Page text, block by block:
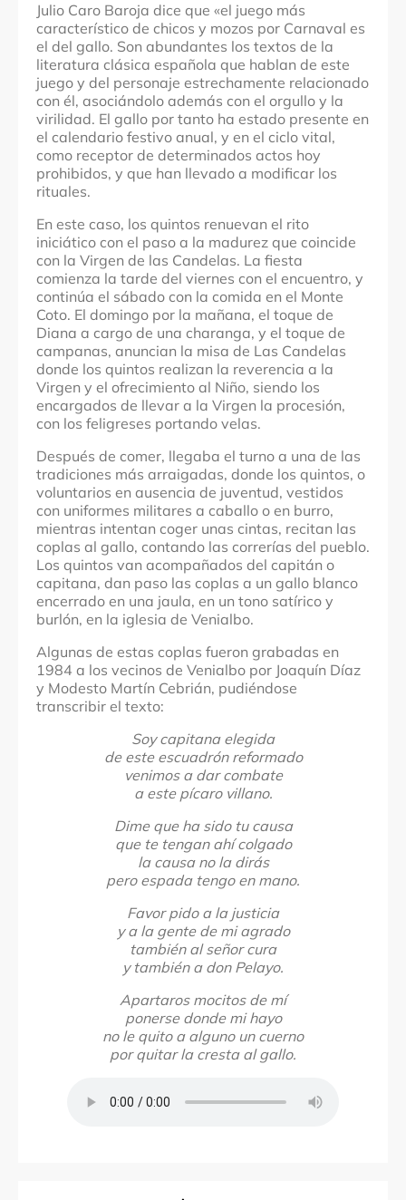
Julio Caro Baroja dice que «el juego más
característico de chicos y mozos por Carnaval es
el del gallo. Son abundantes los textos de la
literatura clásica española que hablan de este
juego y del personaje estrechamente relacionado
con él, asociándolo además con el orgullo y la
virilidad. El gallo por tanto ha estado presente en
el calendario festivo anual, y en el ciclo vital,
como receptor de determinados actos hoy
prohibidos, y que han llevado a modificar los
rituales.
En este caso, los quintos renuevan el rito
iniciático con el paso a la madurez que coincide
con la Virgen de las Candelas. La fiesta
comienza la tarde del viernes con el encuentro, y
continúa el sábado con la comida en el Monte
Coto. El domingo por la mañana, el toque de
Diana a cargo de una charanga, y el toque de
campanas, anuncian la misa de Las Candelas
donde los quintos realizan la reverencia a la
Virgen y el ofrecimiento al Niño, siendo los
encargados de llevar a la Virgen la procesión,
con los feligreses portando velas.
Después de comer, llegaba el turno a una de las
tradiciones más arraigadas, donde los quintos, o
voluntarios en ausencia de juventud, vestidos
con uniformes militares a caballo o en burro,
mientras intentan coger unas cintas, recitan las
coplas al gallo, contando las correrías del pueblo.
Los quintos van acompañados del capitán o
capitana, dan paso las coplas a un gallo blanco
encerrado en una jaula, en un tono satírico y
burlón, en la iglesia de Venialbo.
Algunas de estas coplas fueron grabadas en
1984 a los vecinos de Venialbo por Joaquín Díaz
y Modesto Martín Cebrián, pudiéndose
transcribir el texto:
Soy capitana elegida
de este escuadrón reformado
venimos a dar combate
a este pícaro villano.
Dime que ha sido tu causa
que te tengan ahí colgado
la causa no la dirás
pero espada tengo en mano.
Favor pido a la justicia
y a la gente de mi agrado
también al señor cura
y también a don Pelayo.
Apartaros mocitos de mí
ponerse donde mi hayo
no le quito a alguno un cuerno
por quitar la cresta al gallo.